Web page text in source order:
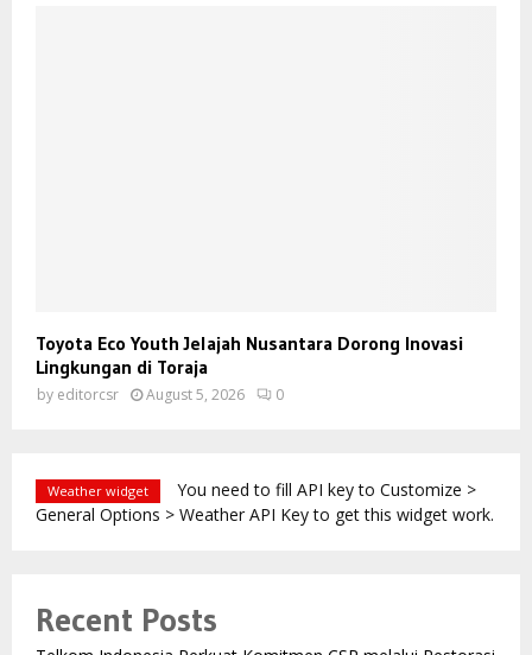
Toyota Eco Youth Jelajah Nusantara Dorong Inovasi
Lingkungan di Toraja
by editorcsr August 5, 2026 0
Weather widget
You need to fill API key to Customize >
General Options > Weather API Key to get this widget work.
Recent Posts